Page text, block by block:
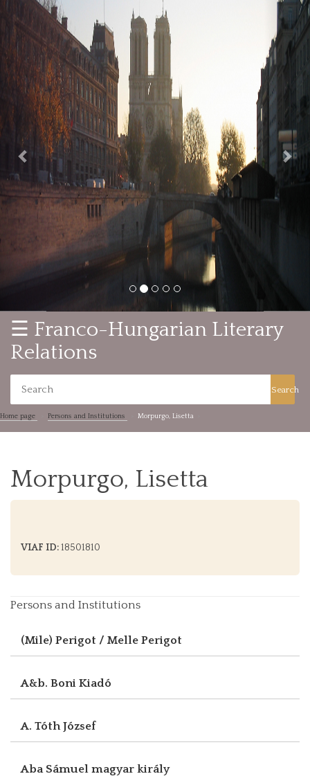
Previous
☰ Franco-Hungarian Literary
Relations
Search
Home page Persons and Institutions Morpurgo, Lisetta
Morpurgo, Lisetta
VIAF ID:18501810
Persons and Institutions
(Mile) Perigot / Melle Perigot
A&b. Boni Kiadó
A. Tóth József
Aba Sámuel magyar király